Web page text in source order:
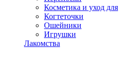
Косметика и уход для
Когтеточки
Ошейники
Игрушки
Лакомства